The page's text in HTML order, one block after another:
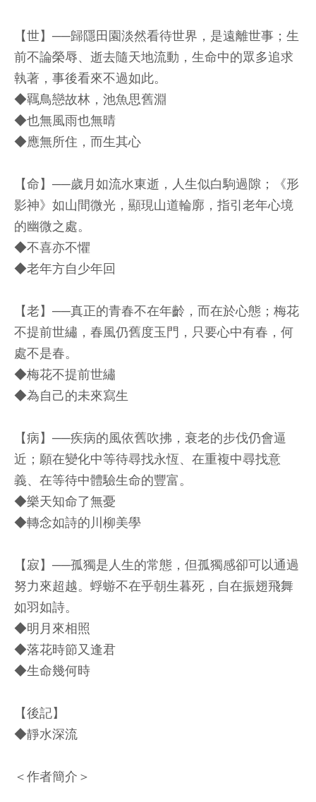
【世】──歸隱田園淡然看待世界，是遠離世事；生
前不論榮辱、逝去隨天地流動，生命中的眾多追求
執著，事後看來不過如此。
◆羈鳥戀故林，池魚思舊淵
◆也無風雨也無晴
◆應無所住，而生其心
【命】──歲月如流水東逝，人生似白駒過隙；《形
影神》如山間微光，顯現山道輪廓，指引老年心境
的幽微之處。
◆不喜亦不懼
◆老年方自少年回
【老】──真正的青春不在年齡，而在於心態；梅花
不提前世繡，春風仍舊度玉門，只要心中有春，何
處不是春。
◆梅花不提前世繡
◆為自己的未來寫生
【病】──疾病的風依舊吹拂，衰老的步伐仍會逼
近；願在變化中等待尋找永恆、在重複中尋找意
義、在等待中體驗生命的豐富。
◆樂天知命了無憂
◆轉念如詩的川柳美學
【寂】──孤獨是人生的常態，但孤獨感卻可以通過
努力來超越。蜉蝣不在乎朝生暮死，自在振翅飛舞
如羽如詩。
◆明月來相照
◆落花時節又逢君
◆生命幾何時
【後記】
◆靜水深流
＜作者簡介＞